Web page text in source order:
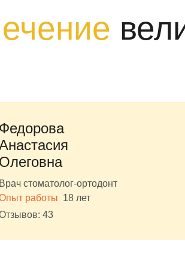
Федорова
Олеговна
Врач стоматолог-ортодонт
работы 18 лет
43